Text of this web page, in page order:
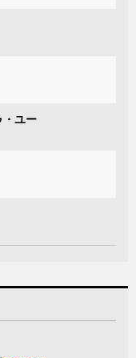
・ユー